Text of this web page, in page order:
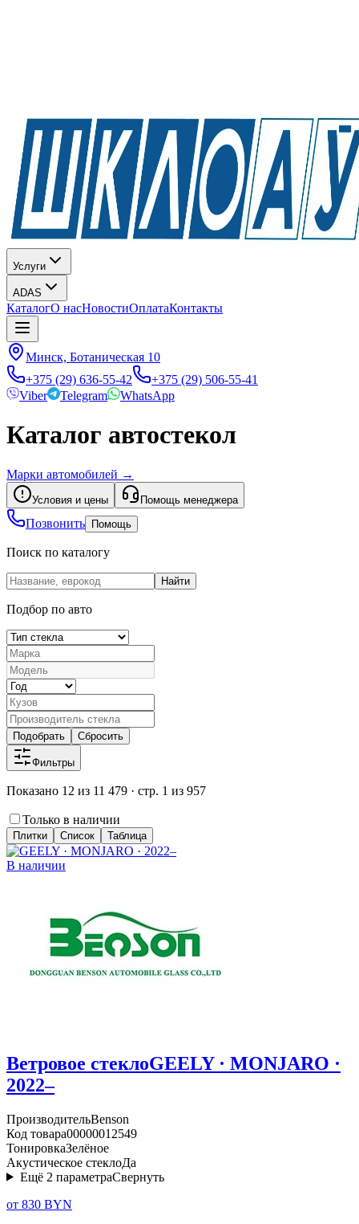
Услуги
ADAS
КаталогО насНовостиОплатаКонтакты
Минск, Ботаническая 10
+375 (29) 636-55-42
+375 (29) 506-55-41
Viber
Telegram WhatsApp
Каталог автостекол
Марки автомобилей →
Условия и цены Помощь менеджера
Позвонить Помощь
Поиск по каталогу
Найти
Подбор по авто
Подобрать Сбросить
Фильтры
Показано 12 из 11 479 · стр. 1 из 957
Только в наличии
Плитки Список Таблица
В наличии
Ветровое стеклоGEELY · MONJARO ·
2022–
ПроизводительBenson
Код товара00000012549
ТонировкаЗелёное
Акустическое стеклоДа
Ещё 2 параметраСвернуть
от 830 BYN